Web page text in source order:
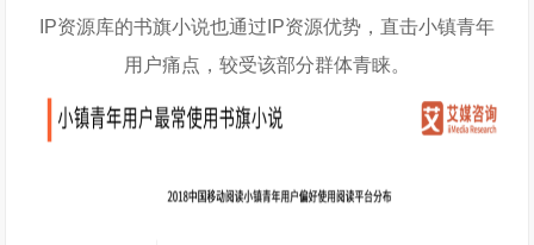
IP资源库的书旗小说也通过IP资源优势，直击小镇青年
用户痛点，较受该部分群体青睐。